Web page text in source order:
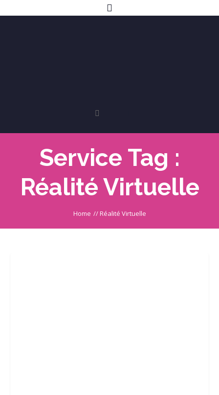
Service Tag :
Réalité Virtuelle
Home //Réalité Virtuelle